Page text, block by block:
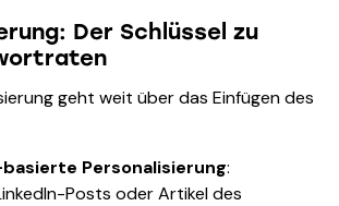
Der Schlüssel zu
geht weit über das Einfügen des
Personalisierung:
Posts oder Artikel des